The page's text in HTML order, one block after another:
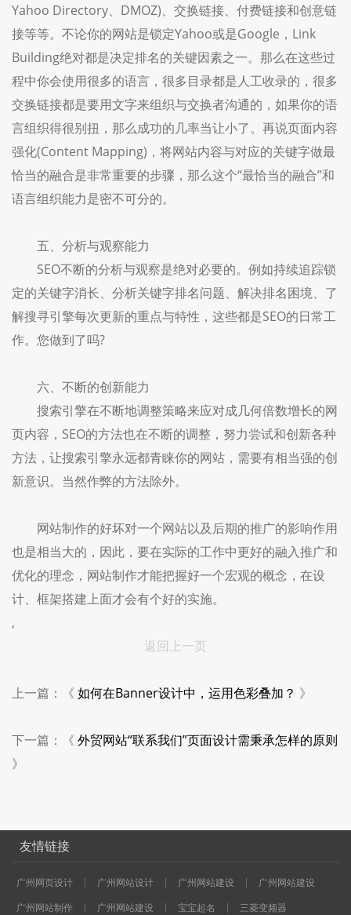
Yahoo Directory、DMOZ)、交换链接、付费链接和创意链
接等等。不论你的网站是锁定Yahoo或是Google，Link
Building绝对都是决定排名的关键因素之一。那么在这些过
程中你会使用很多的语言，很多目录都是人工收录的，很多
交换链接都是要用文字来组织与交换者沟通的，如果你的语
言组织得很别扭，那么成功的几率当让小了。再说页面内容
强化(Content Mapping)，将网站内容与对应的关键字做最
恰当的融合是非常重要的步骤，那么这个“最恰当的融合”和
语言组织能力是密不可分的。
五、分析与观察能力
SEO不断的分析与观察是绝对必要的。例如持续追踪锁
定的关键字消长、分析关键字排名问题、解决排名困境、了
解搜寻引擎每次更新的重点与特性，这些都是SEO的日常工
作。您做到了吗?
六、不断的创新能力
搜索引擎在不断地调整策略来应对成几何倍数增长的网
页内容，SEO的方法也在不断的调整，努力尝试和创新各种
方法，让搜索引擎永远都青睐你的网站，需要有相当强的创
新意识。当然作弊的方法除外。
网站制作的好坏对一个网站以及后期的推广的影响作用
也是相当大的，因此，要在实际的工作中更好的融入推广和
优化的理念，网站制作才能把握好一个宏观的概念，在设
计、框架搭建上面才会有个好的实施。
,
返回上一页
上一篇：《 如何在Banner设计中，运用色彩叠加？ 》
下一篇：《 外贸网站“联系我们”页面设计需秉承怎样的原则
》
友情链接
广州网页设计 广州网站设计 广州网站建设
广州网站建设
广州网站制作
广州网站建设 宝宝起名 三菱变频器